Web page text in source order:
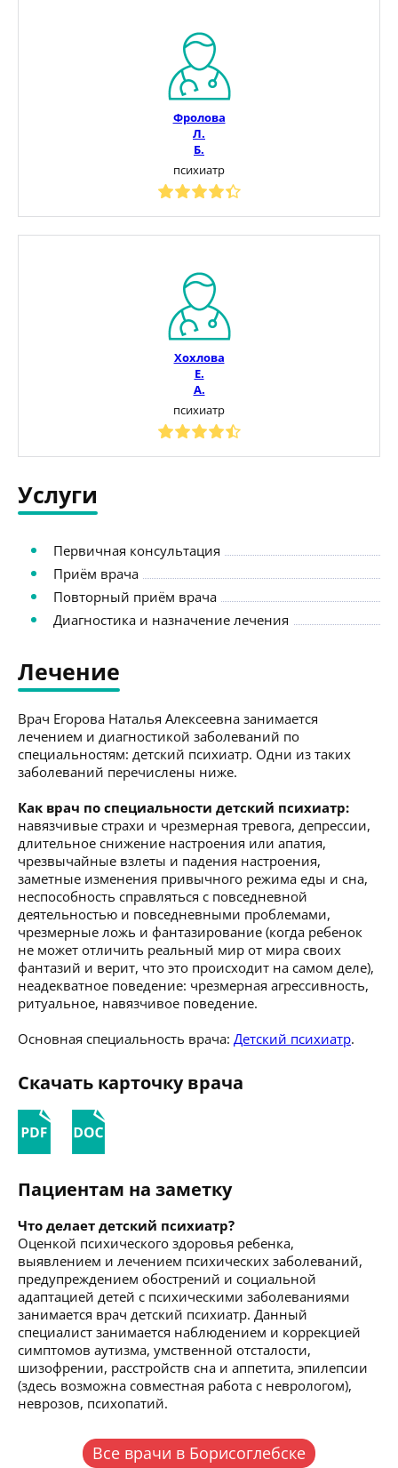
Фролова
Л.
Б.
психиатр
Хохлова
Е.
А.
психиатр
Услуги
Первичная консультация
Приём врача
Повторный приём врача
Диагностика и назначение лечения
Лечение
Врач Егорова Наталья Алексеевна занимается
лечением и диагностикой заболеваний по
специальностям: детский психиатр. Одни из таких
заболеваний перечислены ниже.
Как врач по специальности детский психиатр:
навязчивые страхи и чрезмерная тревога, депрессии,
длительное снижение настроения или апатия,
чрезвычайные взлеты и падения настроения,
заметные изменения привычного режима еды и сна,
неспособность справляться с повседневной
деятельностью и повседневными проблемами,
чрезмерные ложь и фантазирование (когда ребенок
не может отличить реальный мир от мира своих
фантазий и верит, что это происходит на самом деле),
неадекватное поведение: чрезмерная агрессивность,
ритуальное, навязчивое поведение.
Основная специальность врача: Детский психиатр.
Скачать карточку врача
Пациентам на заметку
Что делает детский психиатр?
Оценкой психического здоровья ребенка,
выявлением и лечением психических заболеваний,
предупреждением обострений и социальной
адаптацией детей с психическими заболеваниями
занимается врач детский психиатр. Данный
специалист занимается наблюдением и коррекцией
симптомов аутизма, умственной отсталости,
шизофрении, расстройств сна и аппетита, эпилепсии
(здесь возможна совместная работа с неврологом),
неврозов, психопатий.
Все врачи в Борисоглебске